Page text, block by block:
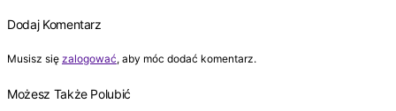
Dodaj Komentarz
Musisz się zalogować, aby móc dodać komentarz.
Możesz Także Polubić